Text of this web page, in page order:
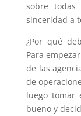
sobre todas
sinceridad a
¿Por qué
Para
de las
de
luego tomar
bueno y